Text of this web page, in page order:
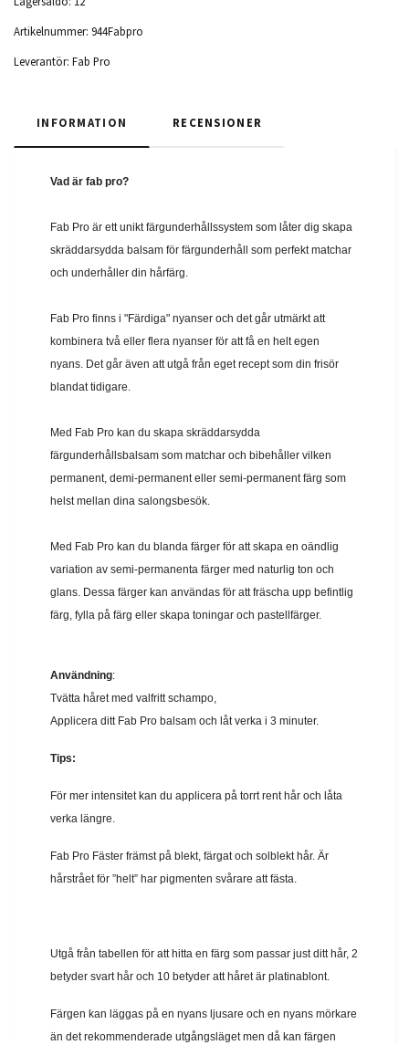
Artikelnummer: 944Fabpro
Leverantör: Fab Pro
INFORMATION RECENSIONER
Vad är fab pro?
Fab Pro är ett unikt färgunderhållssystem som låter dig skapa
skräddarsydda balsam för färgunderhåll som perfekt matchar
och underhåller din hårfärg.
Fab Pro finns i "Färdiga" nyanser och det går utmärkt att
kombinera två eller flera nyanser för att få en helt egen
nyans. Det går även att utgå från eget recept som din frisör
blandat tidigare.
Med Fab Pro kan du skapa skräddarsydda
färgunderhållsbalsam som matchar och bibehåller vilken
permanent, demi-permanent eller semi-permanent färg som
helst mellan dina salongsbesök.
Med Fab Pro kan du blanda färger för att skapa en oändlig
variation av semi-permanenta färger med naturlig ton och
glans. Dessa färger kan användas för att fräscha upp befintlig
färg, fylla på färg eller skapa toningar och pastellfärger.
Användning:
Tvätta håret med valfritt schampo,
Applicera ditt Fab Pro balsam och låt verka i 3 minuter.
Tips:
För mer intensitet kan du applicera på torrt rent hår och låta
verka längre.
Fab Pro Fäster främst på blekt, färgat och solblekt hår. Är
hårstrået för ”helt” har pigmenten svårare att fästa.
Utgå från tabellen för att hitta en färg som passar just ditt hår, 2
betyder svart hår och 10 betyder att håret är platinablont.
Färgen kan läggas på en nyans ljusare och en nyans mörkare
än det rekommenderade utgångsläget men då kan färgen